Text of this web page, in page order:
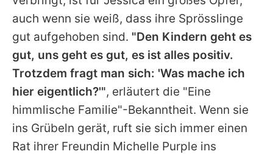
auch wenn sie weiß, dass ihre Sprösslinge
gut aufgehoben sind. "Den Kindern geht es
gut, uns geht es gut, es ist alles positiv.
Trotzdem fragt man sich: 'Was mache ich
hier eigentlich?'", erläutert die "Eine
himmlische Familie"-Bekanntheit. Wenn sie
ins Grübeln gerät, ruft sie sich immer einen
Rat ihrer Freundin Michelle Purple ins